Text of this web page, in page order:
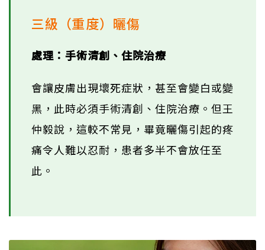
三級（重度）曬傷
處理：手術清創、住院治療
會讓皮膚出現壞死症狀，甚至會變白或變
黑，此時必須手術清創、住院治療。但王
仲毅說，這較不常見，畢竟曬傷引起的疼
痛令人難以忍耐，患者多半不會放任至
此。